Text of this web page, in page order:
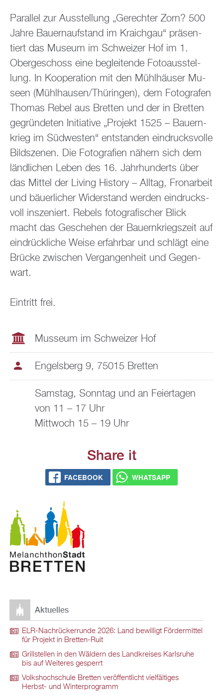
Par­al­lel zur Aus­stel­lung „Ge­rech­ter Zorn? 500
Jahre Bau­ern­auf­stand im Kraich­gau“ prä­sen­
tiert das Mu­se­um im Schwei­zer Hof im 1.
Ober­ge­schoss eine be­glei­ten­de Fo­to­aus­stel­
lung. In Ko­ope­ra­ti­on mit den Mühl­häu­ser Mu­
se­en (Mühl­hau­sen/Thü­rin­gen), dem Fo­to­gra­fen
Tho­mas Rebel aus Brett­en und der in Brett­en
ge­grün­de­ten In­itia­ti­ve „Pro­jekt 1525 – Bau­ern­
krieg im Süd­wes­ten“ ent­stan­den ein­drucks­vol­le
Bild­sze­nen. Die Fo­to­gra­fi­en nä­hern sich dem
länd­li­chen Leben des 16. Jahr­hun­derts über
das Mit­tel der Li­ving His­to­ry – All­tag, Fron­ar­beit
und bäu­er­li­cher Wi­der­stand wer­den ein­drucks­
voll in­sze­niert. Re­bels fo­to­gra­fi­scher Blick
macht das Ge­sche­hen der Bau­ern­kriegs­zeit auf
ein­drück­li­che Weise er­fahr­bar und schlägt eine
Brü­cke zwi­schen Ver­gan­gen­heit und Ge­gen­
wart.
Ein­tritt frei.
Mus­se­um im Schwei­zer Hof
En­gels­berg 9, 75015 Brett­en
Sams­tag, Sonn­tag und an Fei­er­ta­gen
von 11 – 17 Uhr
Mitt­woch 15 – 19 Uhr
Share it
FACE­BOOK WHATS­APP
Ak­tu­el­les
ELR-Nach­rü­ck­er­run­de 2026: Land be­wil­ligt För­der­mit­tel
für Pro­jekt in Brett­en-Ruit
Grill­stel­len in den Wäl­dern des Land­krei­ses Karls­ru­he
bis auf Wei­te­res ge­sperrt
Volks­hoch­schu­le Brett­en ver­öf­fent­licht viel­fäl­ti­ges
Herbst- und Win­ter­pro­gramm